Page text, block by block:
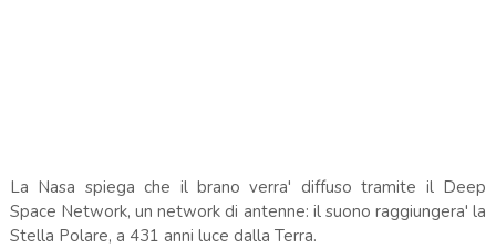
La Nasa spiega che il brano verra' diffuso tramite il Deep
Space Network, un network di antenne: il suono raggiungera' la
Stella Polare, a 431 anni luce dalla Terra.